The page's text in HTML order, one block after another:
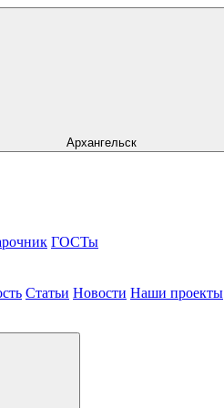
Архангельск
ГОСТы
Статьи Новости Наши проекты